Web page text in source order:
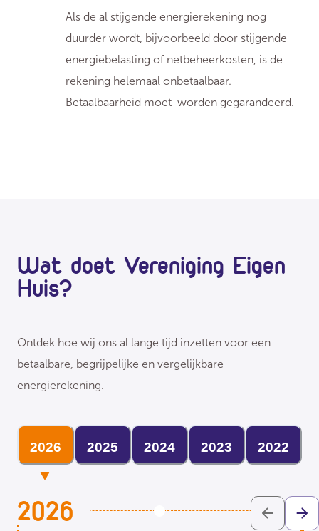
Als de al stijgende energierekening nog
duurder wordt, bijvoorbeeld door stijgende
energiebelasting of netbeheerkosten, is de
rekening helemaal onbetaalbaar.
Betaalbaarheid moet worden gegarandeerd.
Wat doet Vereniging Eigen
Huis?
Ontdek hoe wij ons al lange tijd inzetten voor een
betaalbare, begrijpelijke en vergelijkbare
energierekening.
2026 2025 2024 2023 2022
2026